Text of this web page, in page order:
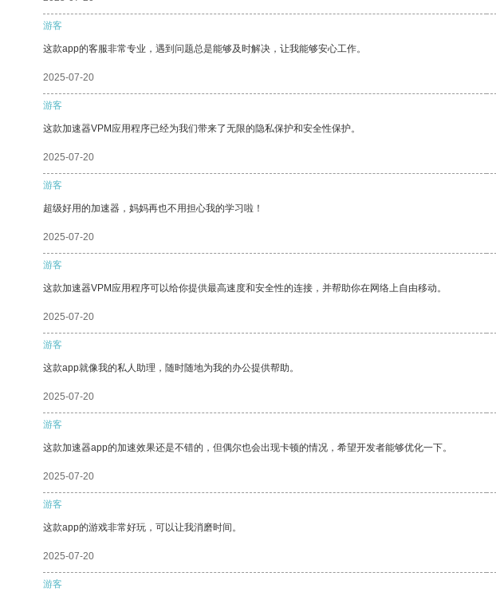
游客
这款app的客服非常专业，遇到问题总是能够及时解决，让我能够安心工作。
2025-07-20
游客
这款加速器VPM应用程序已经为我们带来了无限的隐私保护和安全性保护。
2025-07-20
游客
超级好用的加速器，妈妈再也不用担心我的学习啦！
2025-07-20
游客
这款加速器VPM应用程序可以给你提供最高速度和安全性的连接，并帮助你在网络上自由移动。
2025-07-20
游客
这款app就像我的私人助理，随时随地为我的办公提供帮助。
2025-07-20
游客
这款加速器app的加速效果还是不错的，但偶尔也会出现卡顿的情况，希望开发者能够优化一下。
2025-07-20
游客
这款app的游戏非常好玩，可以让我消磨时间。
2025-07-20
游客